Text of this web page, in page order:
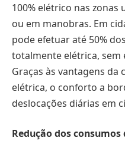
100% elétrico nas zonas
ou em manobras. Em
pode efetuar até 50%
totalmente elétrica, sem
Graças às vantagens da
elétrica, o conforto a
deslocações diárias em
Redução dos